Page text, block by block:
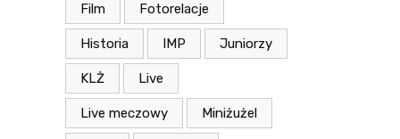
Film Fotorelacje
Historia IMP Juniorzy
KLŻ Live
Live meczowy Miniżużel